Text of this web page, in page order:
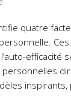
quatre
efficacité